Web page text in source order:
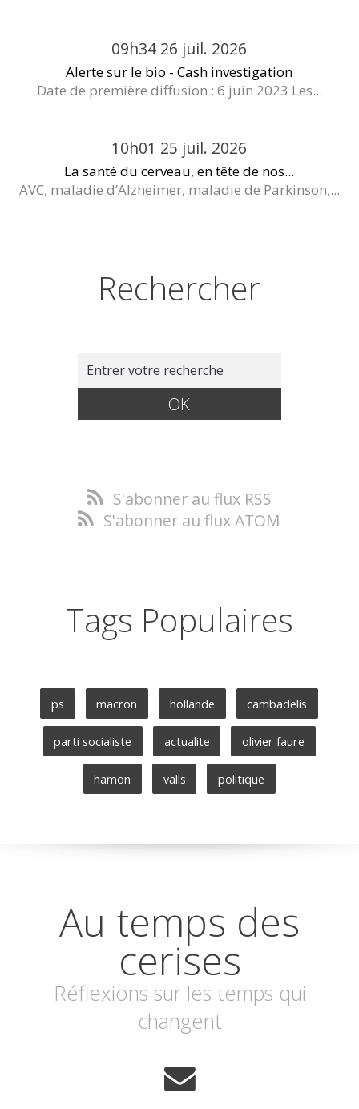
09h34 26 juil. 2026
Alerte sur le bio - Cash investigation
Date de première diffusion : 6 juin 2023 Les...
10h01 25 juil. 2026
La santé du cerveau, en tête de nos...
AVC, maladie d’Alzheimer, maladie de Parkinson,...
Rechercher
S'abonner au flux RSS
S'abonner au flux ATOM
Tags Populaires
ps macron hollande cambadelis
parti socialiste actualite olivier faure
hamon valls politique
Au temps des
cerises
Réflexions sur les temps qui
changent